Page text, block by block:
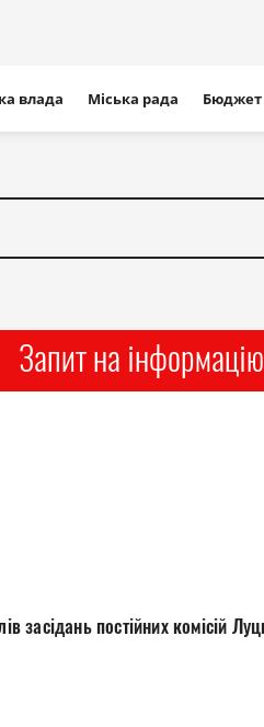
влада Міська рада Бюджет
Запит на інформацію
засідань постійних комісій